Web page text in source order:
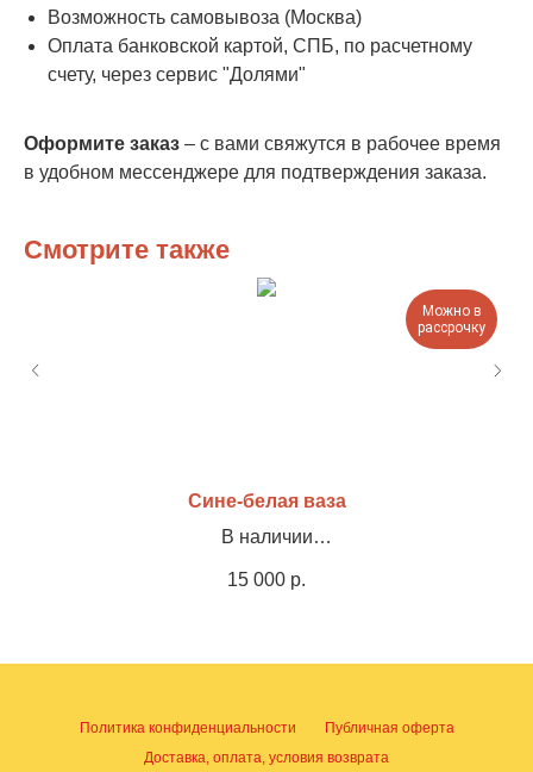
Возможность самовывоза (Москва)
Оплата банковской картой, СПБ, по расчетному
счету, через сервис "Долями"
Оформите заказ – с вами свяжутся в рабочее время
в удобном мессенджере для подтверждения заказа.
Смотрите также
Можно в
рассрочку
Сине-белая ваза
В наличии
15 000 р.
Политика конфиденциальности
Публичная оферта
Доставка, оплата, условия возврата